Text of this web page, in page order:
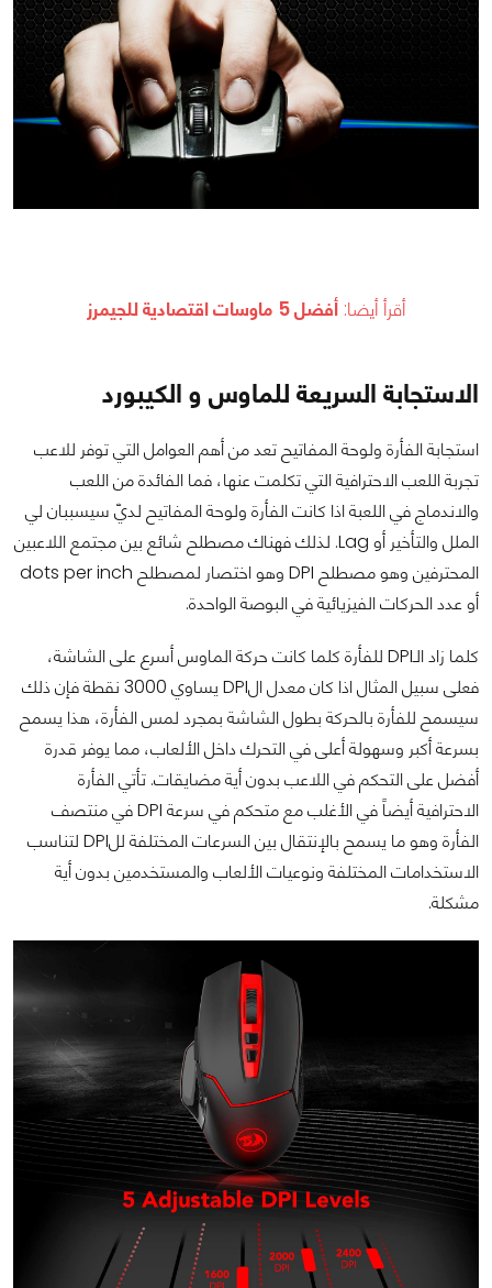
أقرأ أيضا: أفضل 5 ماوسات اقتصادية للجيمرز
الاستجابة السريعة للماوس و الكيبورد
استجابة الفأرة ولوحة المفاتيح تعد من أهم العوامل التي توفر للاعب
تجربة اللعب الاحترافية التي تكلمت عنها، فما الفائدة من اللعب
والاندماج في اللعبة اذا كانت الفأرة ولوحة المفاتيح لديّ سيسببان لي
الملل والتأخير أو Lag. لذلك فهناك مصطلح شائع بين مجتمع اللاعبين
المحترفين وهو مصطلح DPI وهو اختصار لمصطلح dots per inch
أو عدد الحركات الفيزيائية في البوصة الواحدة.
كلما زاد الـDPI للفأرة كلما كانت حركة الماوس أسرع على الشاشة،
فعلى سبيل المثال اذا كان معدل الDPI يساوي 3000 نقطة فإن ذلك
سيسمح للفأرة بالحركة بطول الشاشة بمجرد لمس الفأرة، هذا يسمح
بسرعة أكبر وسهولة أعلى في التحرك داخل الألعاب، مما يوفر قدرة
أفضل على التحكم في اللاعب بدون أية مضايقات. تأتي الفأرة
الاحترافية أيضاً في الأغلب مع متحكم في سرعة DPI في منتصف
الفأرة وهو ما يسمح بالإنتقال بين السرعات المختلفة للDPI لتناسب
الاستخدامات المختلفة ونوعيات الألعاب والمستخدمين بدون أية
مشكلة.